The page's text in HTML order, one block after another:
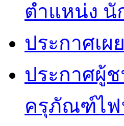
ตำแหน่ง
ประกาศเผ
ประกาศผู้
ครุภัณฑ์ไฟ